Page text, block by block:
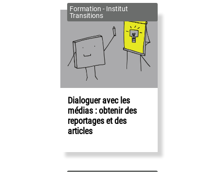
Formation - Institut
Transitions
Dialoguer avec les
médias : obtenir des
reportages et des
articles